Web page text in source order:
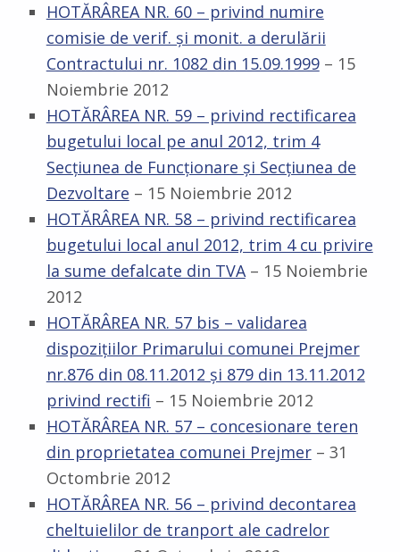
HOTĂRÂREA NR. 60 – privind numire
comisie de verif. şi monit. a derulării
Contractului nr. 1082 din 15.09.1999– 15
Noiembrie 2012
HOTĂRÂREA NR. 59 – privind rectificarea
bugetului local pe anul 2012, trim 4
Secţiunea de Funcţionare şi Secţiunea de
Dezvoltare – 15 Noiembrie 2012
HOTĂRÂREA NR. 58 – privind rectificarea
bugetului local anul 2012, trim 4 cu privire
la sume defalcate din TVA– 15 Noiembrie
2012
HOTĂRÂREA NR. 57 bis – validarea
dispoziţiilor Primarului comunei Prejmer
nr.876 din 08.11.2012 şi 879 din 13.11.2012
privind rectifi – 15 Noiembrie 2012
HOTĂRÂREA NR. 57 – concesionare teren
din proprietatea comunei Prejmer– 31
Octombrie 2012
HOTĂRÂREA NR. 56 – privind decontarea
cheltuielilor de tranport ale cadrelor